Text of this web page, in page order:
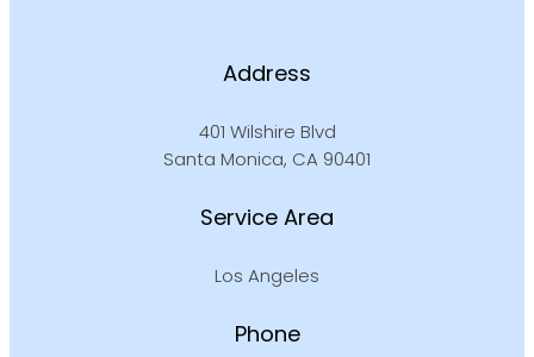
Address
401 Wilshire Blvd
Santa Monica, CA 90401
Service Area
Los Angeles
Phone